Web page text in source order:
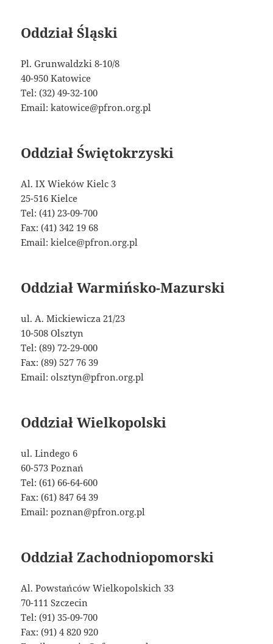
Oddział Śląski
Pl. Grunwaldzki 8-10/8
40-950 Katowice
Tel: (32) 49-32-100
Email: katowice@pfron.org.pl
Oddział Świętokrzyski
Al. IX Wieków Kielc 3
25-516 Kielce
Tel: (41) 23-09-700
Fax: (41) 342 19 68
Email: kielce@pfron.org.pl
Oddział Warmińsko-Mazurski
ul. A. Mickiewicza 21/23
10-508 Olsztyn
Tel: (89) 72-29-000
Fax: (89) 527 76 39
Email: olsztyn@pfron.org.pl
Oddział Wielkopolski
ul. Lindego 6
60-573 Poznań
Tel: (61) 66-64-600
Fax: (61) 847 64 39
Email: poznan@pfron.org.pl
Oddział Zachodniopomorski
Al. Powstańców Wielkopolskich 33
70-111 Szczecin
Tel: (91) 35-09-700
Fax: (91) 4 820 920